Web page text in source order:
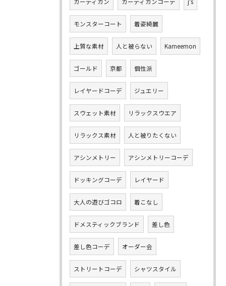
モンスターコート 着姿綺麗
上質な素材 人と被らない Kameemon
ゴールド 京都 個性派
レイヤードコーデ ジュエリー
スウェット素材 リラックスウエア
リラックス素材 人と被りたくない
アシンメトリー アシンメトリーコーデ
ドッキングコーデ レイヤード
大人の遊びゴコロ 着こなし
ドメスティックブランド 差し色
差し色コーデ オーダー会
ストリートコーデ シャツスタイル